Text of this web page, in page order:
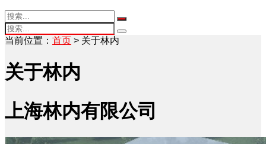
当前位置： 首页 > 关于林内
关于林内
上海林内有限公司